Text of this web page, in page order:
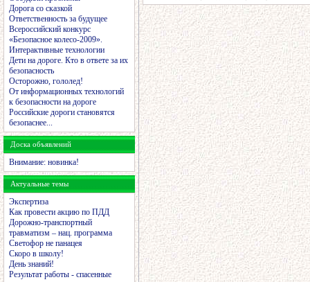
Дорога со сказкой
Ответственность за будущее
Всероссийский конкурс
«Безопасное колесо-2009».
Интерактивные технологии
Дети на дороге. Кто в ответе за их
безопасность
Осторожно, гололед!
От информационных технологий
к безопасности на дороге
Российские дороги становятся
безопаснее...
Доска объявлений
Внимание: новинка!
Актуальные темы
Экспертиза
Как провести акцию по ПДД
Дорожно-транспортный
травматизм – нац. программа
Светофор не панацея
Скоро в школу!
День знаний!
Результат работы - спасенные